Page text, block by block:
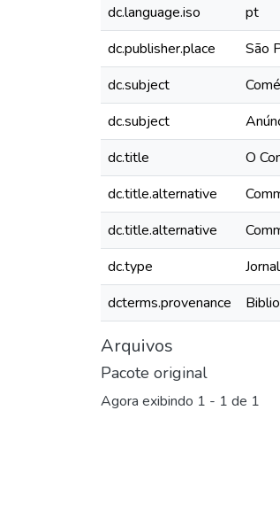
dc.language.iso
pt
dc.publisher.place
São
dc.subject
dc.subject
dc.title
O
dc.title.alternative
dc.title.alternative
dc.type
Jornal
dcterms.provenance
Arquivos
Pacote original
Agora exibindo 1 - 1 de 1